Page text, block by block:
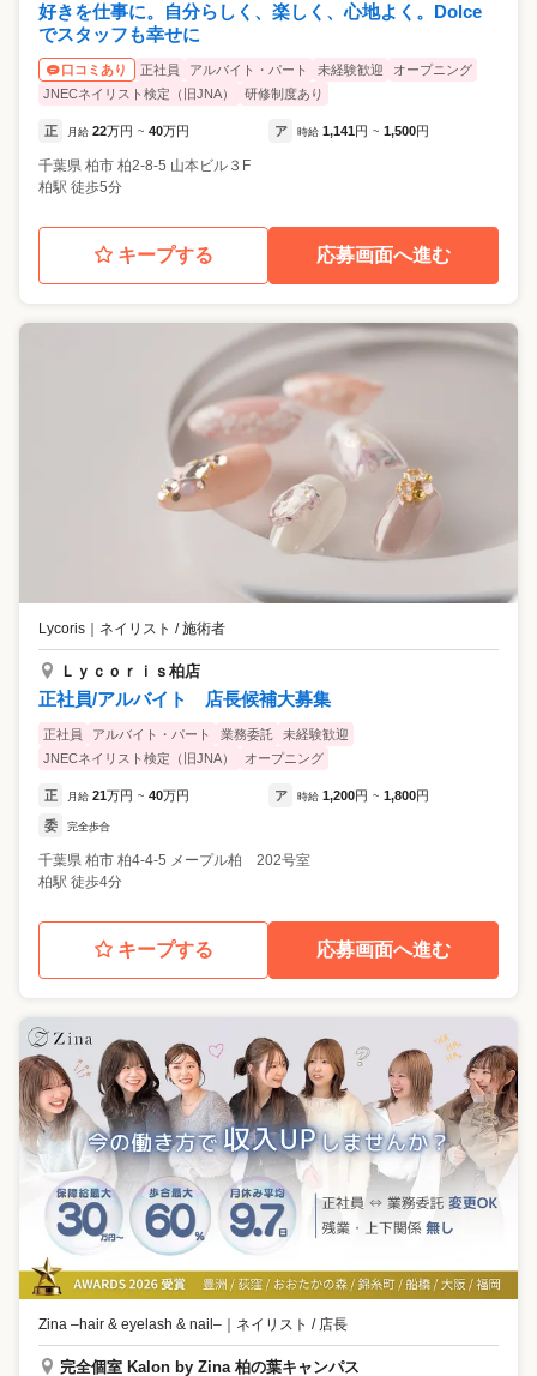
好きを仕事に。自分らしく、楽しく、心地よく。Dolce
でスタッフも幸せに
口コミあり 正社員 アルバイト・パート 未経験歓迎
オープニング
JNECネイリスト検定（旧JNA）
研修制度あり
正 月給 22万円 ~ 40万円 ア 時給 1,141円 ~ 1,500円
千葉県 柏市 柏2-8-5 山本ビル３F
柏駅 徒歩5分
キープする 応募画面へ進む
Lycoris ネイリスト / 施術者
Ｌｙｃｏｒｉｓ柏店
正社員/アルバイト 店長候補大募集
正社員 アルバイト・パート 業務委託
未経験歓迎
JNECネイリスト検定（旧JNA）
オープニング
正 月給 21万円 ~ 40万円 ア 時給 1,200円 ~ 1,800円
委 完全歩合
千葉県 柏市 柏4-4-5 メープル柏 202号室
柏駅 徒歩4分
キープする 応募画面へ進む
Zina –hair & eyelash & nail– ｜ ネイリスト / 店長
完全個室 Kalon by Zina 柏の葉キャンパス